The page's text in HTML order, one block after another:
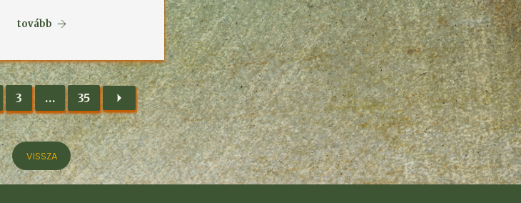
tovább
3 … 35
VISSZA